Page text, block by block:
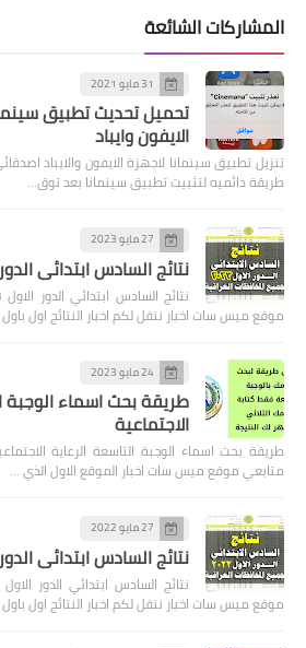
المشاركات الشائعة
31 مايو 2021
تحميل تحديث تطبيق
الايفون وايباد
تنزيل تطبيق سينمانا لاجهزة الايفون والايباد
طريقة دائميه لتثبيت تطبيق سينمانا بعد توق…
27 مايو 2023
نتائج السادس ابتدائي الدور
موقع ميس سات اخبار ننقل لكم اخبار النتائج اول
24 مايو 2023
طريقة بحث اسماء الوجبة
الاجتماعية
طريقة بحث اسماء الوجبة التاسعة الرعاية
متابعي موقع ميس سات اخبار الموقع الاول الذي …
27 مايو 2022
نتائج السادس ابتدائي الدور
موقع ميس سات اخبار ننقل لكم اخبار النتائج اول